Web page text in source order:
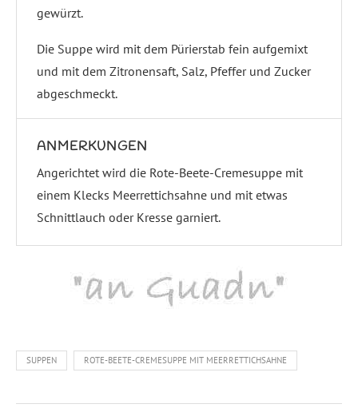
gewürzt.
Die Suppe wird mit dem Pürierstab fein aufgemixt
und mit dem Zitronensaft, Salz, Pfeffer und Zucker
abgeschmeckt.
ANMERKUNGEN
Angerichtet wird die Rote-Beete-Cremesuppe mit
einem Klecks Meerrettichsahne und mit etwas
Schnittlauch oder Kresse garniert.
SUPPEN ROTE-BEETE-CREMESUPPE MIT MEERRETTICHSAHNE